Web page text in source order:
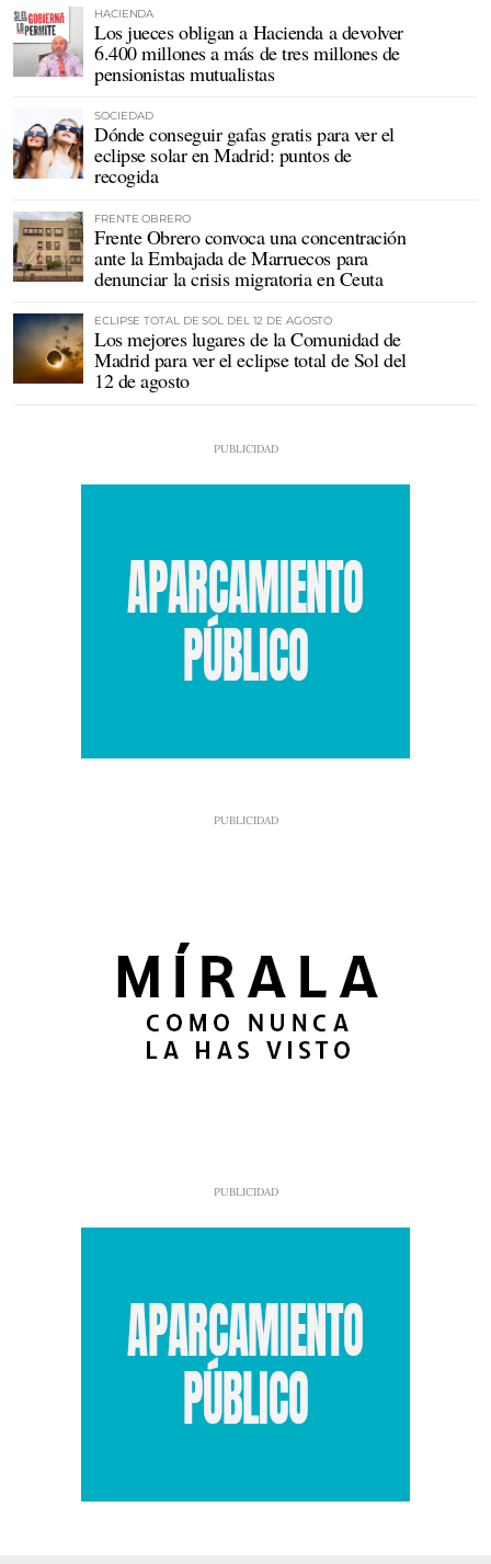
HACIENDA
Los jueces obligan a Hacienda a devolver
6.400 millones a más de tres millones de
pensionistas mutualistas
SOCIEDAD
Dónde conseguir gafas gratis para ver el
eclipse solar en Madrid: puntos de
recogida
FRENTE OBRERO
Frente Obrero convoca una concentración
ante la Embajada de Marruecos para
denunciar la crisis migratoria en Ceuta
ECLIPSE TOTAL DE SOL DEL 12 DE AGOSTO
Los mejores lugares de la Comunidad de
Madrid para ver el eclipse total de Sol del
12 de agosto